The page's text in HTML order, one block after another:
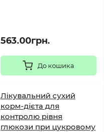
563.00грн.
До кошика
Лікувальний сухий
корм-дієта для
контролю рівня
глюкози при цукровому